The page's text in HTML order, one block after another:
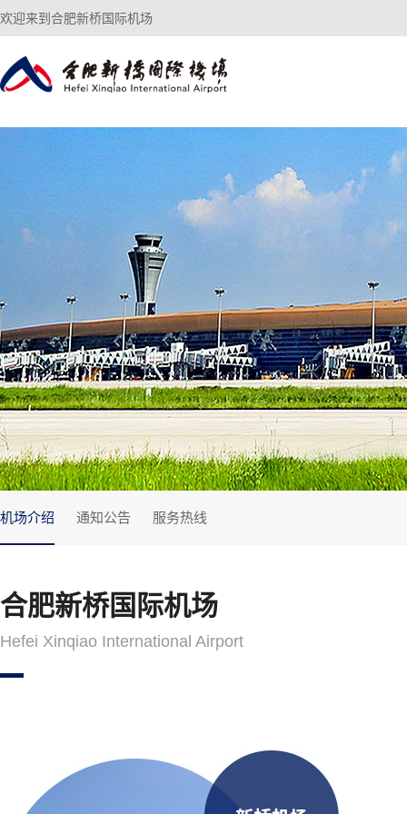
欢迎来到合肥新桥国际机场
机场介绍 通知公告 服务热线
合肥新桥国际机场
Hefei Xinqiao International Airport